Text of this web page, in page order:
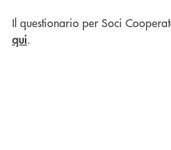
Il questionario per Soci
qui.